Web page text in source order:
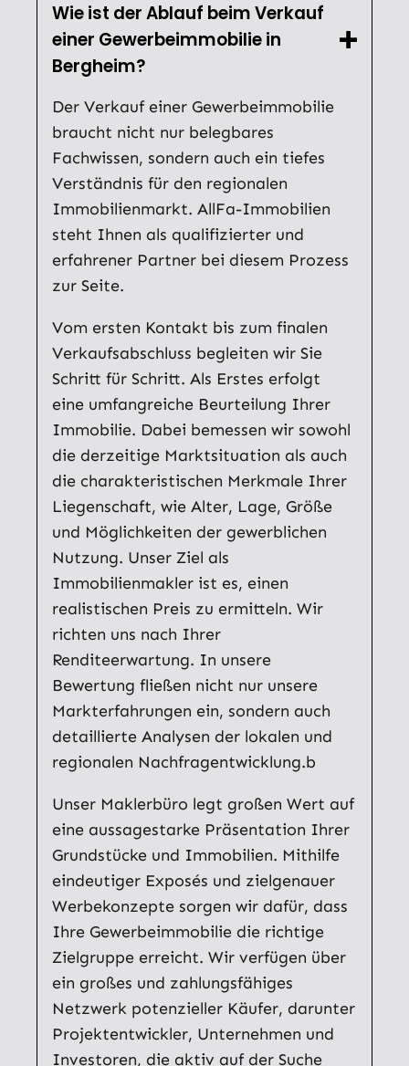
Wie ist der Ablauf beim Verkauf
einer Gewerbeimmobilie in
Bergheim?
Der Verkauf einer Gewerbeimmobilie
braucht nicht nur belegbares
Fachwissen, sondern auch ein tiefes
Verständnis für den regionalen
Immobilienmarkt. AllFa-Immobilien
steht Ihnen als qualifizierter und
erfahrener Partner bei diesem Prozess
zur Seite.
Vom ersten Kontakt bis zum finalen
Verkaufsabschluss begleiten wir Sie
Schritt für Schritt. Als Erstes erfolgt
eine umfangreiche Beurteilung Ihrer
Immobilie. Dabei bemessen wir sowohl
die derzeitige Marktsituation als auch
die charakteristischen Merkmale Ihrer
Liegenschaft, wie Alter, Lage, Größe
und Möglichkeiten der gewerblichen
Nutzung. Unser Ziel als
Immobilienmakler ist es, einen
realistischen Preis zu ermitteln. Wir
richten uns nach Ihrer
Renditeerwartung. In unsere
Bewertung fließen nicht nur unsere
Markterfahrungen ein, sondern auch
detaillierte Analysen der lokalen und
regionalen Nachfragentwicklung.b
Unser Maklerbüro legt großen Wert auf
eine aussagestarke Präsentation Ihrer
Grundstücke und Immobilien. Mithilfe
eindeutiger Exposés und zielgenauer
Werbekonzepte sorgen wir dafür, dass
Ihre Gewerbeimmobilie die richtige
Zielgruppe erreicht. Wir verfügen über
ein großes und zahlungsfähiges
Netzwerk potenzieller Käufer, darunter
Projektentwickler, Unternehmen und
Investoren, die aktiv auf der Suche